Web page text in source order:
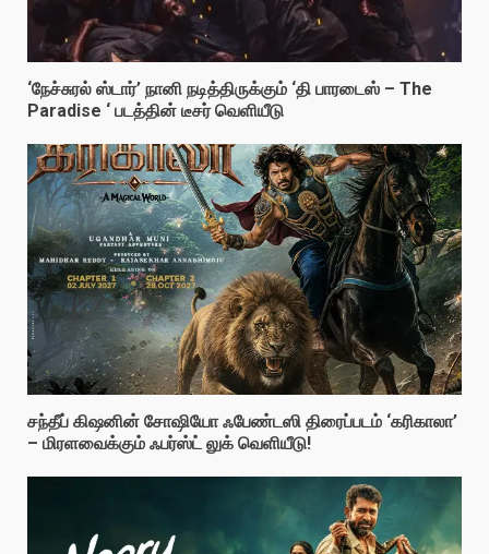
‘நேச்சுரல் ஸ்டார்’ நானி நடித்திருக்கும் ‘தி பாரடைஸ் – The
Paradise ‘ படத்தின் டீசர் வெளியீடு
சந்தீப் கிஷனின் சோஷியோ ஃபேண்டஸி திரைப்படம் ‘கரிகாலா’
– மிரளவைக்கும் ஃபர்ஸ்ட் லுக் வெளியீடு!